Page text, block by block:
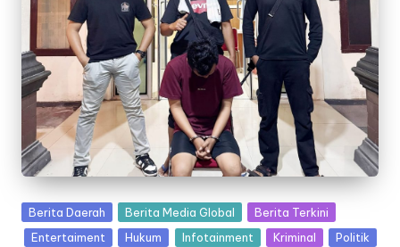
Posted
in
Berita Daerah Berita Media Global
Berita Terkini
Entertaiment
Hukum Infotainment Kriminal
Politik